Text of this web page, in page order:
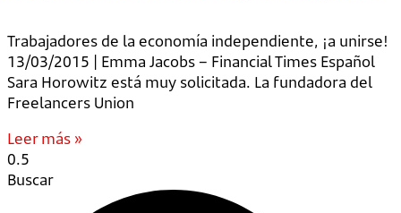
Trabajadores de la economía independiente, ¡a unirse!
13/03/2015 | Emma Jacobs – Financial Times Español
Sara Horowitz está muy solicitada. La fundadora del
Freelancers Union
Leer más »
Buscar